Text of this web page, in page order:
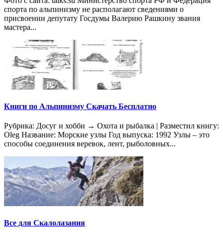
спорта по альпинизму не располагают сведениями о
присвоении депутату Госдумы Валерию Рашкину звания
мастера...
Книги по Альпинизму Скачать Бесплатно
Рубрика: Досуг и хобби → Охота и рыбалка | Разместил книгу:
Oleg Название: Морские узлы Год выпуска: 1992 Узлы – это
способы соединения веревок, лент, рыболовных...
Все для Скалолазания